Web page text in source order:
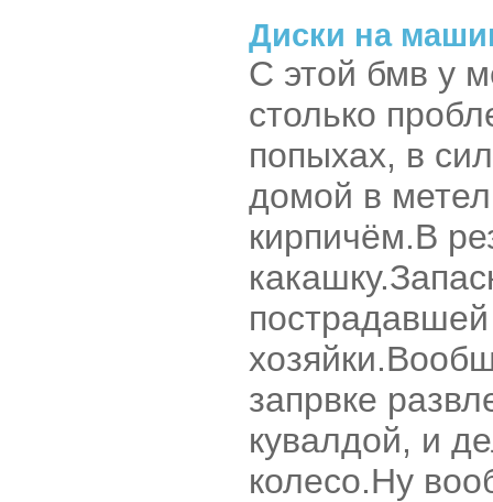
Диски на
С этой бмв у
столько
попыхах, в
домой в
кирпичём.В
запрвке
кувалдой, и
колесо.Ну